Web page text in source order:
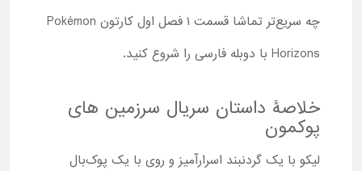
چه سریع‌تر تماشا قسمت ۱ فصل اول کارتون Pokémon
Horizons با دوبله فارسی را شروع کنید.
خلاصۀ داستان سریال سرزمین های
پوکمون
لیکو با یک گردنبند اسرارآمیز و روی با یک پوک‌بال